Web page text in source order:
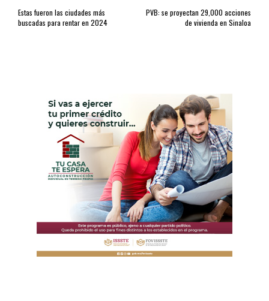
Estas fueron las ciudades más
buscadas para rentar en 2024
PVB: se proyectan 29,000 acciones
de vivienda en Sinaloa